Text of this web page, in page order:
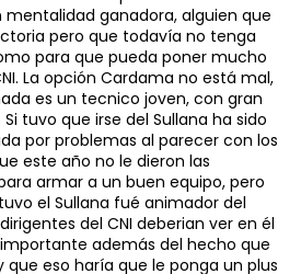
ganadora, alguien que
pero que todavía no tenga
para que pueda poner mucho
La opción Cardama no está mal,
es un tecnico joven, con gran
tuvo que irse del Sullana ha sido
por problemas al parecer con los
este año no le dieron las
armar a un buen equipo, pero
el Sullana fué animador del
del CNI deberian ver en él
además del hecho que
que eso haría que le ponga un plus